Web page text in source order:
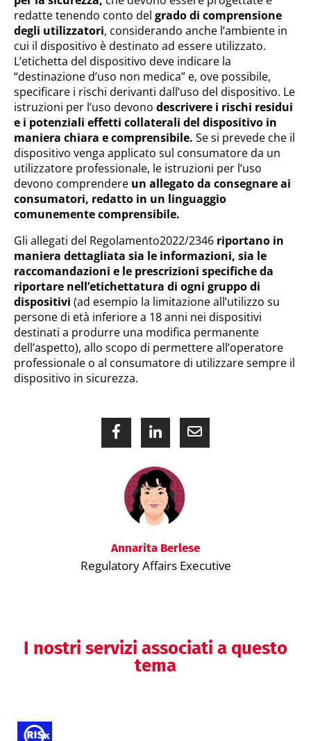
redatte tenendo conto del grado di comprensione
degli utilizzatori, considerando anche l’ambiente in
cui il dispositivo è destinato ad essere utilizzato.
L’etichetta del dispositivo deve indicare la
“destinazione d’uso non medica” e, ove possibile,
specificare i rischi derivanti dall’uso del dispositivo. Le
istruzioni per l’uso devono descrivere i rischi residui
e i potenziali effetti collaterali del dispositivo in
maniera chiara e comprensibile. Se si prevede che il
dispositivo venga applicato sul consumatore da un
utilizzatore professionale, le istruzioni per l’uso
devono comprendere un allegato da consegnare ai
consumatori, redatto in un linguaggio
comunemente comprensibile.
Gli allegati del Regolamento2022/2346 riportano in
maniera dettagliata sia le informazioni, sia le
raccomandazioni e le prescrizioni specifiche da
riportare nell’etichettatura di ogni gruppo di
dispositivi (ad esempio la limitazione all’utilizzo su
persone di età inferiore a 18 anni nei dispositivi
destinati a produrre una modifica permanente
dell’aspetto), allo scopo di permettere all’operatore
professionale o al consumatore di utilizzare sempre il
dispositivo in sicurezza.
Annarita Berlese
Regulatory Affairs Executive
I nostri servizi associati a questo
tema